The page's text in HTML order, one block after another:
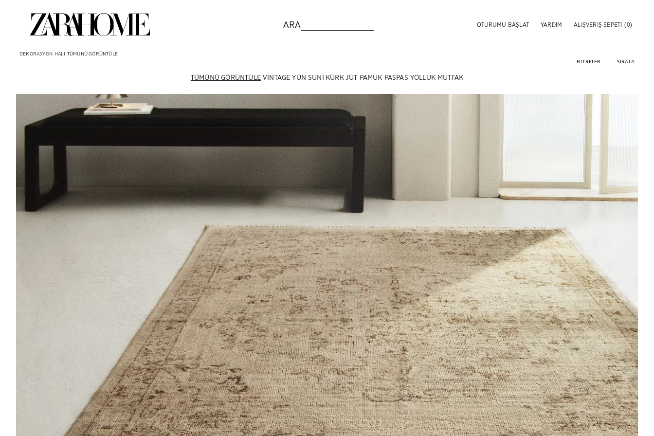
ARA OTURUMU BAŞLAT YARDIM ALIŞVERIŞ SEPETI (0)
DEKORASYON HALI TÜMÜNÜ GÖRÜNTÜLE
TÜMÜNÜ GÖRÜNTÜLE VINTAGE YÜN SUNI KÜRK JÜT PAMUK PASPAS YOLLUK MUTFAK
FILTRELER SIRALA